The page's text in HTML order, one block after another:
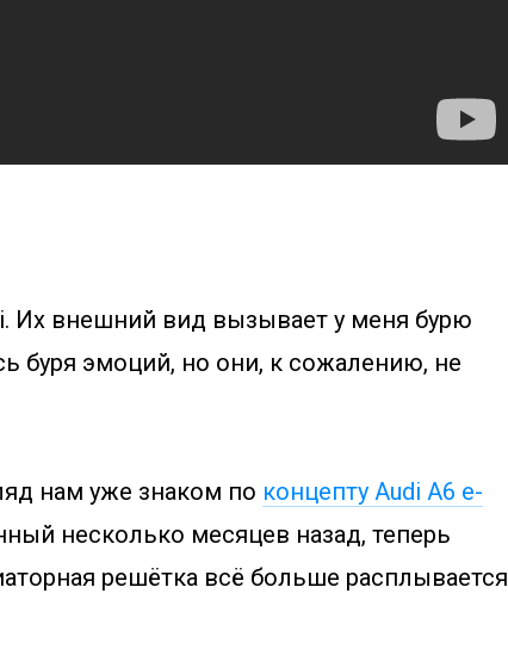
Их внешний вид вызывает у меня бурю
буря эмоций, но они, к сожалению, не
нам уже знаком по концепту Audi A6 e-
несколько месяцев назад, теперь
решётка всё больше расплывается